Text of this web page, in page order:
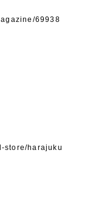
69938
store/harajuku